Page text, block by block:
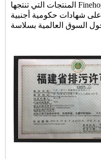
المنتجات التي تنتجها Finehope قد حصلت
على شهادات حكومية أجنبية (CFG)